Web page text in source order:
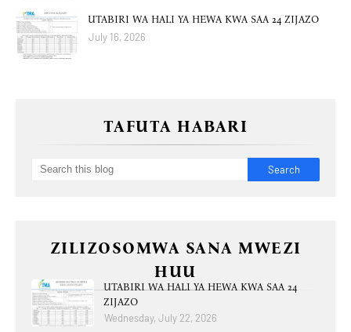
UTABIRI WA HALI YA HEWA KWA SAA 24 ZIJAZO
July 16, 2026
TAFUTA HABARI
ZILIZOSOMWA SANA MWEZI
HUU
UTABIRI WA HALI YA HEWA KWA SAA 24
ZIJAZO
Wednesday, July 22, 2026